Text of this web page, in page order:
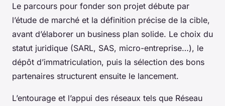
Le parcours pour fonder son projet débute par
l’étude de marché et la définition précise de la cible,
avant d’élaborer un business plan solide. Le choix du
statut juridique (SARL, SAS, micro-entreprise…), le
dépôt d’immatriculation, puis la sélection des bons
partenaires structurent ensuite le lancement.
L’entourage et l’appui des réseaux tels que Réseau